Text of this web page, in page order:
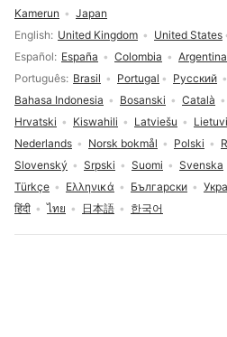
Sprachauswahl
English United Kingdom United States
Español
España Colombia Argentina
Português Brasil Portugal Русский
Bahasa Indonesia
Bosanski Català
Hrvatski
Kiswahili Latviešu
Nederlands
Norsk bokmål Polski
Slovenský
Srpski Suomi Svenska
Türkçe
Ελληνικά Български
हिंदी
ไทย 日本語 한국어
Kamerun
Japan